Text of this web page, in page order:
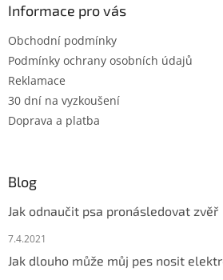
Informace pro vás
Obchodní podmínky
Podmínky ochrany osobních údajů
Reklamace
30 dní na vyzkoušení
Doprava a platba
Blog
Jak odnaučit psa pronásledovat zvěř
7.4.2021
Jak dlouho může můj pes nosit